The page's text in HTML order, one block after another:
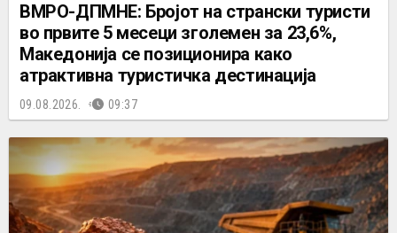
ВМРО-ДПМНЕ: Бројот на странски туристи
во првите 5 месеци зголемен за 23,6%,
Македонија се позиционира како
атрактивна туристичка дестинација
09.08.2026. 09:37